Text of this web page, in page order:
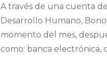
A través de una cuenta
Desarrollo Humano,
momento del mes,
como: banca electrónica,